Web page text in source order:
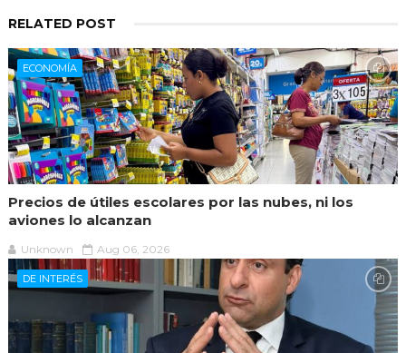
RELATED POST
ECONOMÍA
Precios de útiles escolares por las nubes, ni los
aviones lo alcanzan
Unknown Aug 06, 2026
DE INTERÉS